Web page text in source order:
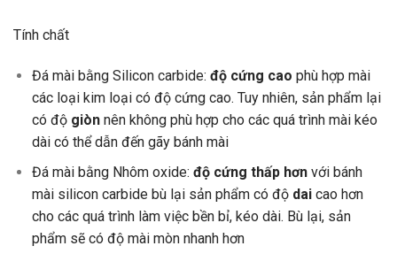
Tính chất
Đá mài bằng Silicon carbide: độ cứng cao phù hợp mài
các loại kim loại có độ cứng cao. Tuy nhiên, sản phẩm lại
có độ giònnên không phù hợp cho các quá trình mài kéo
dài có thể dẫn đến gãy bánh mài
Đá mài bằng Nhôm oxide: độ cứng thấp hơnvới bánh
mài silicon carbide bù lại sản phẩm có độ daicao hơn
cho các quá trình làm việc bền bỉ, kéo dài. Bù lại, sản
phẩm sẽ có độ mài mòn nhanh hơn